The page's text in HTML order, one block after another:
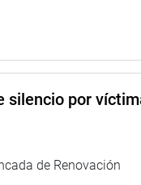
silencio por
de Renovación